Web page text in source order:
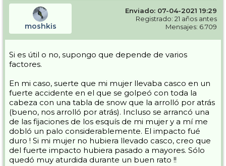
moshkis
Enviado: 07-04-2021 19:29
Registrado: 21 años antes
Mensajes: 6.709
Si es útil o no, supongo que depende de varios
factores.
En mi caso, suerte que mi mujer llevaba casco en un
fuerte accidente en el que se golpeó con toda la
cabeza con una tabla de snow que la arrolló por atrás
(bueno, nos arrolló por atrás). Incluso se arrancó una
de las fijaciones de los esquís de mi mujer y a mí me
dobló un palo considerablemente. El impacto fué
duro ! Si mi mujer no hubiera llevado casco, creo que
del fuerte impacto hubiera pasado a mayores. Sólo
quedó muy aturdida durante un buen rato !!